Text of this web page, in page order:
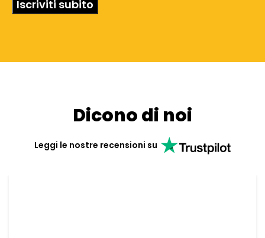
Dicono di noi
Leggi le nostre recensioni su